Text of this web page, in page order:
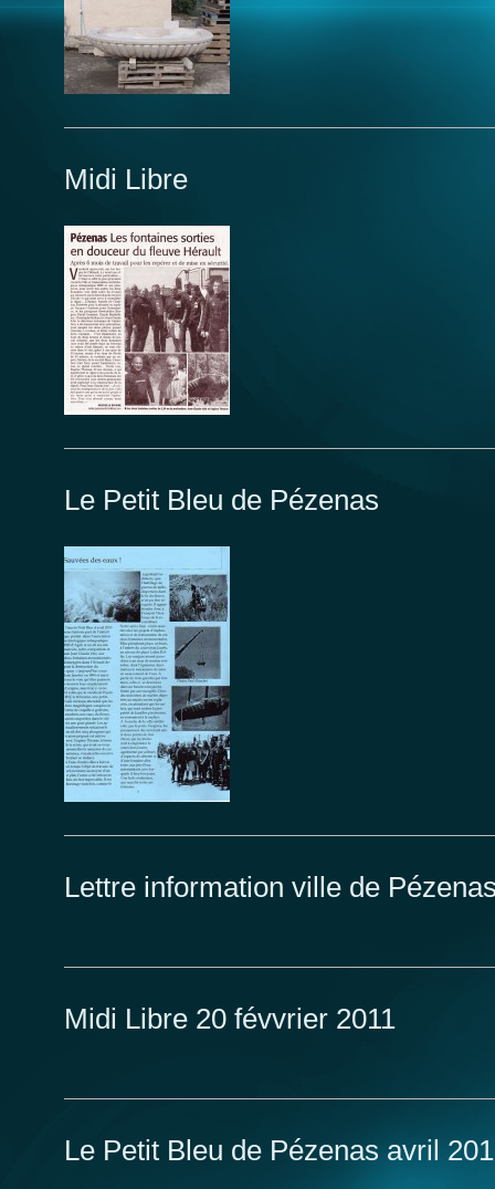
Midi Libre
Le Petit Bleu de Pézenas
Lettre information ville de
Midi Libre 20 févvrier 2011
Le Petit Bleu de Pézenas avril